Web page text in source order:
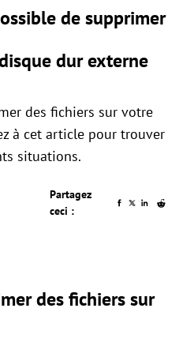
de supprimer
dur externe
des fichiers sur votre
à cet article pour trouver
situations.
Partagez
ceci :
des fichiers sur